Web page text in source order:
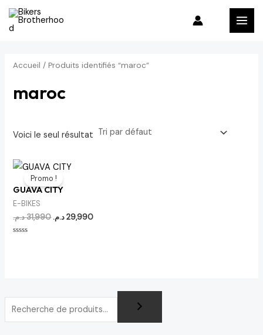
Aller
Accueil / Produits identifiés “maroc”
maroc
Voici le seul résultat
Promo !
GUAVA CITY
E-BIKES
31,990د.م.
Le
prix
initial
était :
29,990 د.م.